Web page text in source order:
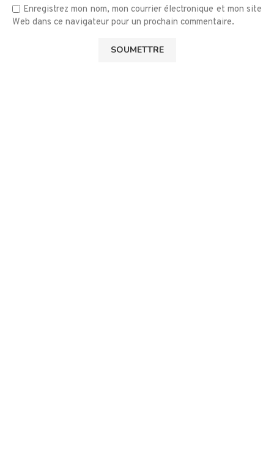
Enregistrez mon nom, mon courrier électronique et mon site
Web dans ce navigateur pour un prochain commentaire.